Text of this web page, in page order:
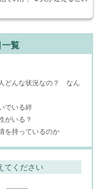
一覧
どんな状況なの？ なん
でいる絆
がいる？
を持っているのか
てください